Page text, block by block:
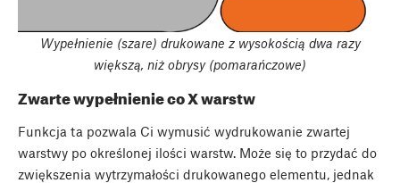
Wypełnienie (szare) drukowane z wysokością dwa razy
większą, niż obrysy (pomarańczowe)
Zwarte wypełnienie co X warstw
Funkcja ta pozwala Ci wymusić wydrukowanie zwartej
warstwy po określonej ilości warstw. Może się to przydać do
zwiększenia wytrzymałości drukowanego elementu, jednak